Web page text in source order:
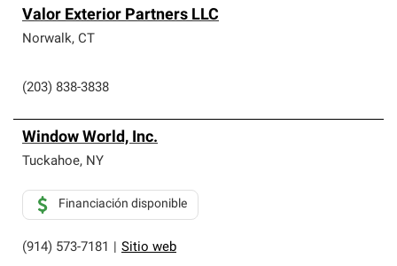
Valor Exterior Partners LLC
Norwalk, CT
(203) 838-3838
Window World, Inc.
Tuckahoe, NY
(914) 573-7181 Sitio web
Financiación disponible